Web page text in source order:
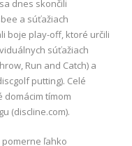
dnes skončili
a súťažiach
boje play-off, ktoré určili
súťažiach
Run and Catch) a
putting). Celé
tímom
(discline.com).
ľahko